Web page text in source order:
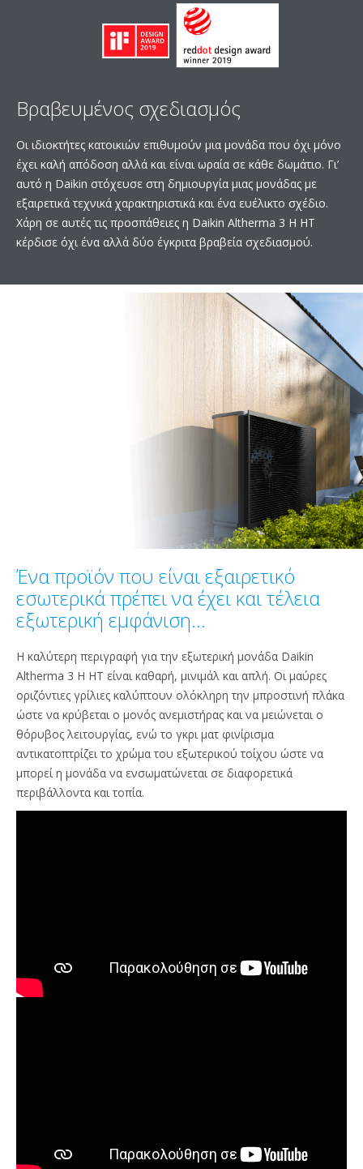
Βραβευμένος σχεδιασμός
Οι ιδιοκτήτες κατοικιών επιθυμούν μια μονάδα που όχι μόνο
έχει καλή απόδοση αλλά και είναι ωραία σε κάθε δωμάτιο. Γι’
αυτό η Daikin στόχευσε στη δημιουργία μιας μονάδας με
εξαιρετικά τεχνικά χαρακτηριστικά και ένα ευέλικτο σχέδιο.
Χάρη σε αυτές τις προσπάθειες η Daikin Altherma 3 H HT
κέρδισε όχι ένα αλλά δύο έγκριτα βραβεία σχεδιασμού.
Ένα προϊόν που είναι εξαιρετικό
εσωτερικά πρέπει να έχει και τέλεια
εξωτερική εμφάνιση...
Η καλύτερη περιγραφή για την εξωτερική μονάδα Daikin
Altherma 3 H HT είναι καθαρή, μινιμάλ και απλή. Οι μαύρες
οριζόντιες γρίλιες καλύπτουν ολόκληρη την μπροστινή πλάκα
ώστε να κρύβεται ο μονός ανεμιστήρας και να μειώνεται ο
θόρυβος λειτουργίας, ενώ το γκρι ματ φινίρισμα
αντικατοπτρίζει το χρώμα του εξωτερικού τοίχου ώστε να
μπορεί η μονάδα να ενσωματώνεται σε διαφορετικά
περιβάλλοντα και τοπία.